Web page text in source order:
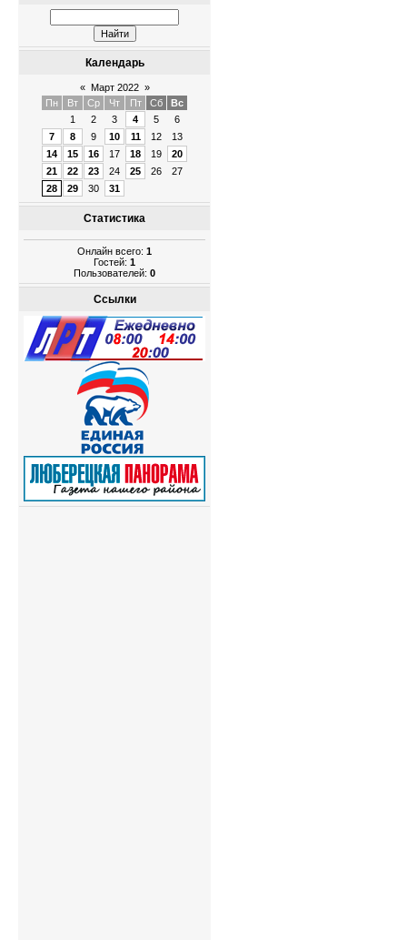
Календарь
« Март 2022 »
Пн
Вт Ср Чт Пт Сб
Вс
1
2 3 4 5
6
7
8 9 10 11 12
13
14
15 16 17 18 19
20
21
22 23 24 25 26
27
28
29 30 31
Статистика
Онлайн всего: 1
Гостей: 1
Пользователей: 0
Ссылки